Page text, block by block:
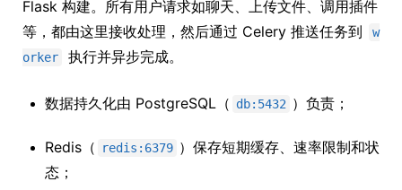
Flask 构建。所有用户请求如聊天、上传文件、调用插件
等，都由这里接收处理，然后通过 Celery 推送任务到
w
orker
执行并异步完成。
数据持久化由 PostgreSQL（ db:5432 ）负责；
Redis（ redis:6379 ）保存短期缓存、速率限制和状
态；